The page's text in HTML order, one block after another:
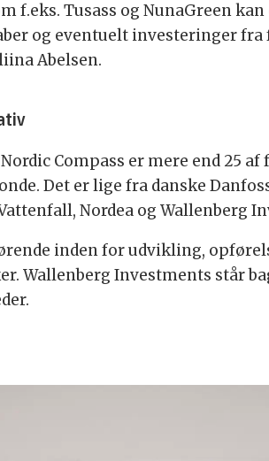
f.eks. Tusass og NunaGreen
og eventuelt investeringer fra
Abelsen.
Compass er mere end 25 af
Det er lige fra danske
Nordea og Wallenberg
inden for udvikling,
Wallenberg Investments står